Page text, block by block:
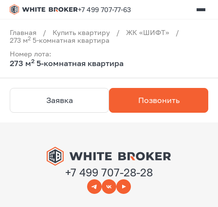
+7 499 707-77-63
Главная / Купить квартиру / ЖК «ШИФТ»
/
273 м2 5-комнатная квартира
Номер лота:
273 м2 5-комнатная квартира
Заявка Позвонить
+7 499 707-28-28